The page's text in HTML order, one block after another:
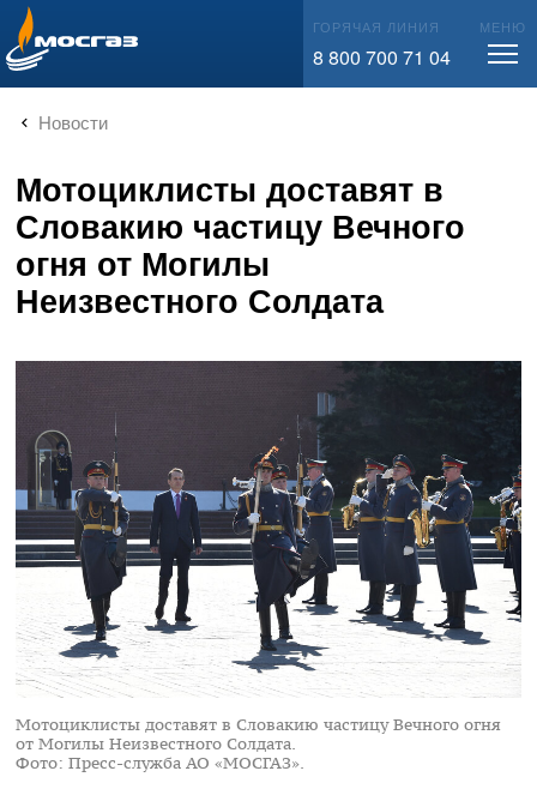
info@mos-gaz.ru ГОРЯЧАЯ ЛИНИЯ
8 800 700 71 04
МЕНЮ
Новости
Мотоциклисты доставят в
Словакию частицу Вечного
огня от Могилы
Неизвестного Солдата
Мотоциклисты доставят в Словакию частицу Вечного огня
от Могилы Неизвестного Солдата.
Фото: Пресс-служба АО «МОСГАЗ».